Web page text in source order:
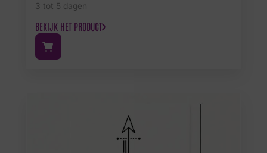
3 tot 5 dagen
BEKIJK HET PRODUCT